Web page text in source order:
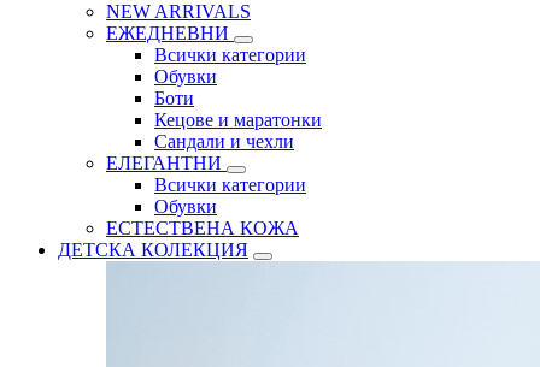
NEW ARRIVALS
ЕЖЕДНЕВНИ
Всички категории
Обувки
Боти
Кецове и маратонки
Сандали и чехли
ЕЛЕГАНТНИ
Всички категории
Обувки
ЕСТЕСТВЕНА КОЖА
ДЕТСКА КОЛЕКЦИЯ